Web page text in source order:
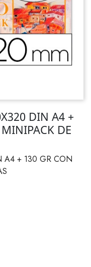
DIN A4 +
DE
A4 + 130 GR CON